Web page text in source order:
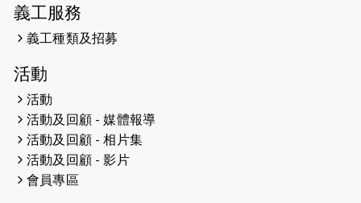
2024-11-17
2024-10-30
連續第七年獲得 #香港中小型企業總
商會「#友商有良」嘉許計劃的嘉許
義工服務
義工種類及招募
活動
活動
活動及回顧 - 媒體報導
活動及回顧 - 相片集
活動及回顧 - 影片
會員專區